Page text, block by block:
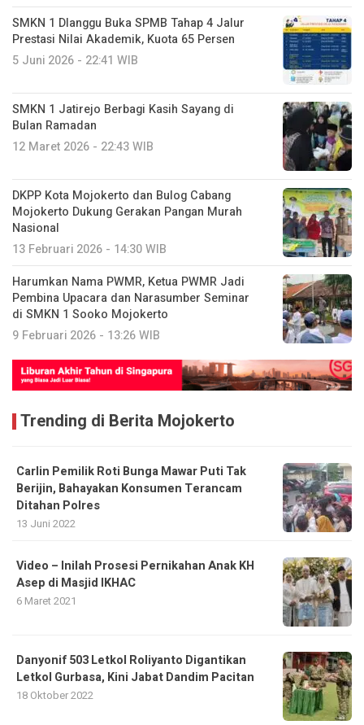
SMKN 1 Dlanggu Buka SPMB Tahap 4 Jalur
Prestasi Nilai Akademik, Kuota 65 Persen
5 Juni 2026 - 22:41 WIB
SMKN 1 Jatirejo Berbagi Kasih Sayang di
Bulan Ramadan
12 Maret 2026 - 22:43 WIB
DKPP Kota Mojokerto dan Bulog Cabang
Mojokerto Dukung Gerakan Pangan Murah
Nasional
13 Februari 2026 - 14:30 WIB
Harumkan Nama PWMR, Ketua PWMR Jadi
Pembina Upacara dan Narasumber Seminar
di SMKN 1 Sooko Mojokerto
9 Februari 2026 - 13:26 WIB
Trending di Berita Mojokerto
Carlin Pemilik Roti Bunga Mawar Puti Tak
Berijin, Bahayakan Konsumen Terancam
Ditahan Polres
13 Juni 2022
Video – Inilah Prosesi Pernikahan Anak KH
Asep di Masjid IKHAC
6 Maret 2021
Danyonif 503 Letkol Roliyanto Digantikan
Letkol Gurbasa, Kini Jabat Dandim Pacitan
18 Oktober 2022